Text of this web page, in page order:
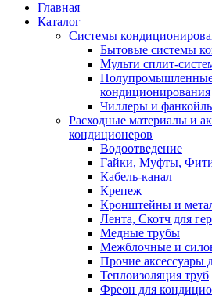
Главная
Каталог
Системы
Бытовые системы
Мульти сплит-
кондиционирования
Чиллеры и
Расходные материалы и
кондиционеров
Водоотведение
Гайки, Муфты,
Кабель-канал
Крепеж
Кронштейны и
Лента, Скотч для
Медные трубы
Межблочные и
Прочие аксессуары
Теплоизоляция труб
Фреон для